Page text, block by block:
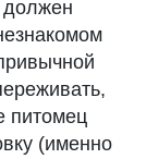
должен
питомец
(именно